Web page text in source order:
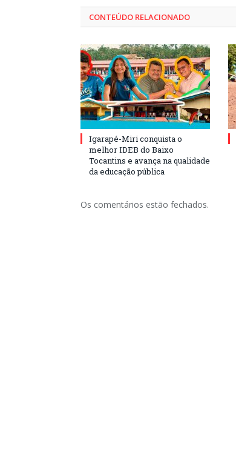
CONTEÚDO RELACIONADO
Igarapé-Miri conquista o
melhor IDEB do Baixo
Tocantins e avança na qualidade
da educação pública
Os comentários estão fechados.